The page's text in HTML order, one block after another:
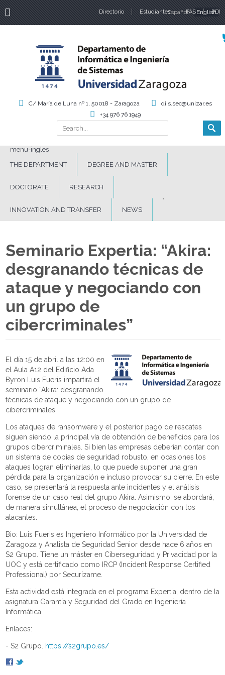
Directorio Estudiantes PAS PDI
Español English
Search form
Search
C/ María de Luna nº 1, 50018 - Zaragoza
diis.sec@unizar.es
+34 976 76 1949
menu-ingles
THE DEPARTMENT
DEGREE AND MASTER
DOCTORATE RESEARCH
INNOVATION AND TRANSFER NEWS
Seminario Expertia: “Akira:
desgranando técnicas de
ataque y negociando con
un grupo de
cibercriminales”
El día 15 de abril a las 12:00 en
el Aula A12 del Edificio Ada
Byron Luis Fueris impartirá el
seminario “Akira: desgranando
técnicas de ataque y negociando con un grupo de
cibercriminales”.
Los ataques de ransomware y el posterior pago de rescates
siguen siendo la principal vía de obtención de beneficios para los
grupos cibercriminales. Si bien las empresas deberían contar con
un sistema de copias de seguridad robusto, en ocasiones los
ataques logran eliminarlas, lo que puede suponer una gran
pérdida para la organización e incluso provocar su cierre. En este
caso, se presentará la respuesta ante incidentes y el análisis
forense de un caso real del grupo Akira. Asimismo, se abordará,
de manera simultánea, el proceso de negociación con los
atacantes.
Bio: Luis Fueris es Ingeniero Informático por la Universidad de
Zaragoza y Analista de Seguridad Senior desde hace 6 años en
S2 Grupo. Tiene un máster en Ciberseguridad y Privacidad por la
UOC y está certificado como IRCP (Incident Response Certified
Professional) por Securízame.
Esta actividad está integrada en el programa Expertia, dentro de la
asignatura Garantía y Seguridad del Grado en Ingeniería
Informática.
Enlaces:
- S2 Grupo. https://s2grupo.es/